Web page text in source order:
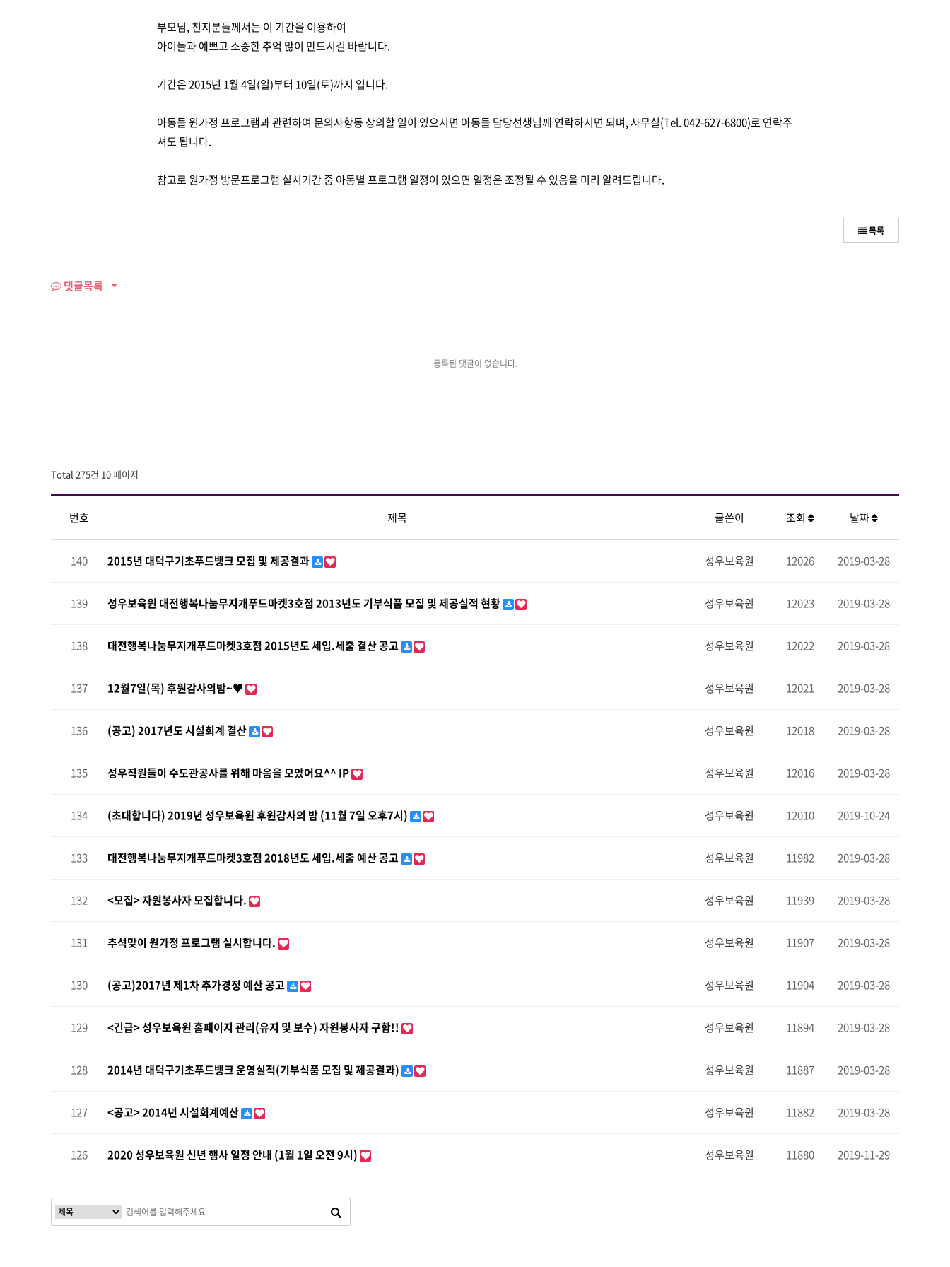
부모님, 친지분들께서는 이 기간을 이용하여
아이들과 예쁘고 소중한 추억 많이 만드시길 바랍니다.
기간은 2015년 1월 4일(일)부터 10일(토)까지 입니다.
아동들 원가정 프로그램과 관련하여 문의사항등 상의할 일이 있으시면 아동들 담당선생님께 연락하시면 되며, 사무실(Tel. 042-627-6800)로 연락주
셔도 됩니다.
참고로 원가정 방문프로그램 실시기간 중 아동별 프로그램 일정이 있으면 일정은 조정될 수 있음을 미리 알려드립니다.
목록
댓글목록
등록된 댓글이 없습니다.
Total 275건 10 페이지
번호 제목 글쓴이 조회 날짜
140 2015년 대덕구기초푸드뱅크 모집 및 제공결과 성우보육원 12026 2019-03-28
139 성우보육원 대전행복나눔무지개푸드마켓3호점 2013년도 기부식품 모집 및 제공실적 현황 성우보육원 12023 2019-03-28
138 대전행복나눔무지개푸드마켓3호점 2015년도 세입.세출 결산 공고 성우보육원 12022 2019-03-28
137 12월7일(목) 후원감사의밤~♥ 성우보육원 12021 2019-03-28
136 (공고) 2017년도 시설회계 결산 성우보육원 12018 2019-03-28
135 성우직원들이 수도관공사를 위해 마음을 모았어요^^ IP 성우보육원 12016 2019-03-28
134 (초대합니다) 2019년 성우보육원 후원감사의 밤 (11월 7일 오후7시) 성우보육원 12010 2019-10-24
133 대전행복나눔무지개푸드마켓3호점 2018년도 세입.세출 예산 공고 성우보육원 11982 2019-03-28
132 <모집> 자원봉사자 모집합니다. 성우보육원 11939 2019-03-28
131 추석맞이 원가정 프로그램 실시합니다. 성우보육원 11907 2019-03-28
130 (공고)2017년 제1차 추가경정 예산 공고 성우보육원 11904 2019-03-28
129 <긴급> 성우보육원 홈페이지 관리(유지 및 보수) 자원봉사자 구함!! 성우보육원 11894 2019-03-28
128 2014년 대덕구기초푸드뱅크 운영실적(기부식품 모집 및 제공결과) 성우보육원 11887 2019-03-28
127 <공고> 2014년 시설회계예산 성우보육원 11882 2019-03-28
126 2020 성우보육원 신년 행사 일정 안내 (1월 1일 오전 9시) 성우보육원 11880 2019-11-29